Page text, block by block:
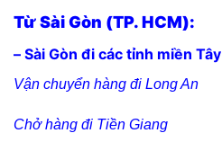
Từ Sài Gòn (TP. HCM):
– Sài Gòn đi các tỉnh miền Tây
Vận chuyển hàng đi Long An
Chở hàng đi Tiền Giang